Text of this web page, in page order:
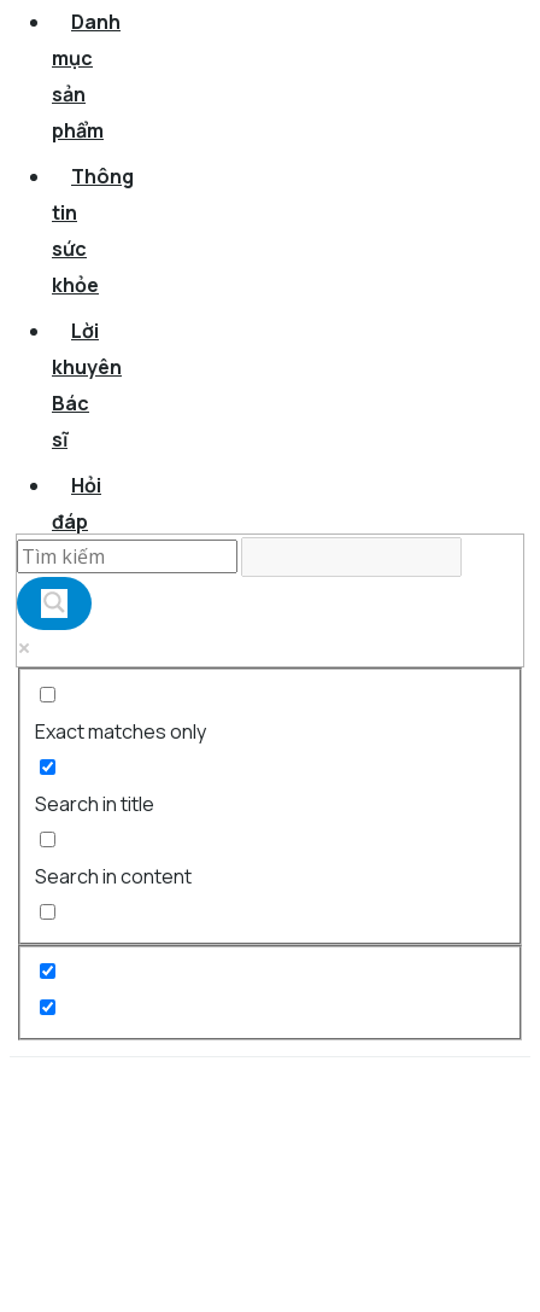
Danh
mục
sản
phẩm
Thông
tin
sức
khỏe
Lời
khuyên
Bác
sĩ
Hỏi
đáp
Exact matches only
Search in title
Search in content